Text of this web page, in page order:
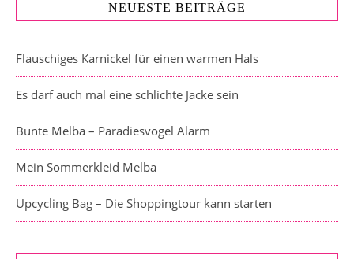
NEUESTE BEITRÄGE
Flauschiges Karnickel für einen warmen Hals
Es darf auch mal eine schlichte Jacke sein
Bunte Melba – Paradiesvogel Alarm
Mein Sommerkleid Melba
Upcycling Bag – Die Shoppingtour kann starten